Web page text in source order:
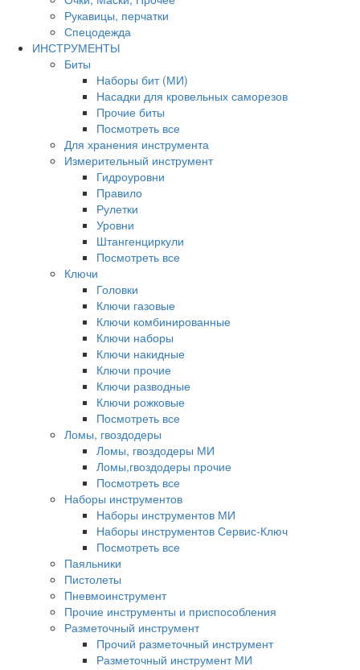
Рукавицы, перчатки
Спецодежда
ИНСТРУМЕНТЫ
Биты
Наборы бит (МИ)
Насадки для кровельных саморезов
Прочие биты
Посмотреть все
Для хранения инструмента
Измерительный инструмент
Гидроуровни
Правило
Рулетки
Уровни
Штангенциркули
Посмотреть все
Ключи
Головки
Ключи газовые
Ключи комбинированные
Ключи наборы
Ключи накидные
Ключи прочие
Ключи разводные
Ключи рожковые
Посмотреть все
Ломы, гвоздодеры
Ломы, гвоздодеры МИ
Ломы,гвоздодеры прочие
Посмотреть все
Наборы инструментов
Наборы инструментов МИ
Наборы инструментов Сервис-Ключ
Посмотреть все
Паяльники
Пистолеты
Пневмоинструмент
Прочие инструменты и приспособления
Разметочный инструмент
Прочий разметочный инструмент
Разметочный инструмент МИ